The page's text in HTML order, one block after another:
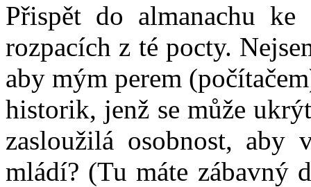
Přispět do almanachu
rozpacích z té pocty.
aby mým perem
historik, jenž se může
zasloužilá osobnost, aby
mládí? (Tu máte zábavný